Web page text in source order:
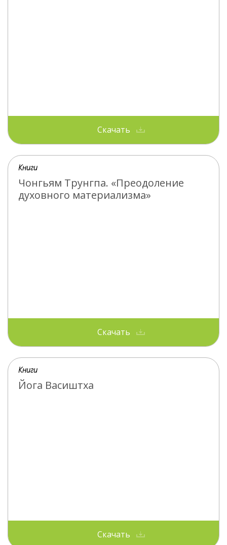
Скачать
Книги
Чонгьям Трунгпа. «Преодоление
духовного материализма»
Скачать
Книги
Йога Васиштха
Скачать